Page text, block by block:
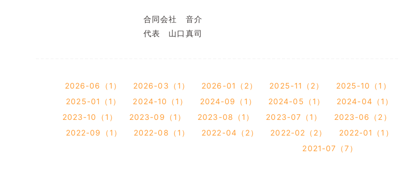
合同会社 音介
代表 山口真司
2026-06（1） 2026-03（1） 2026-01（2） 2025-11（2） 2025-10（1）
2025-01（1）
2024-10（1） 2024-09（1） 2024-05（1） 2024-04（1）
2023-10（1）
2023-09（1） 2023-08（1） 2023-07（1） 2023-06（2）
2022-09（1）
2022-08（1） 2022-04（2） 2022-02（2） 2022-01（1）
2021-07（7）